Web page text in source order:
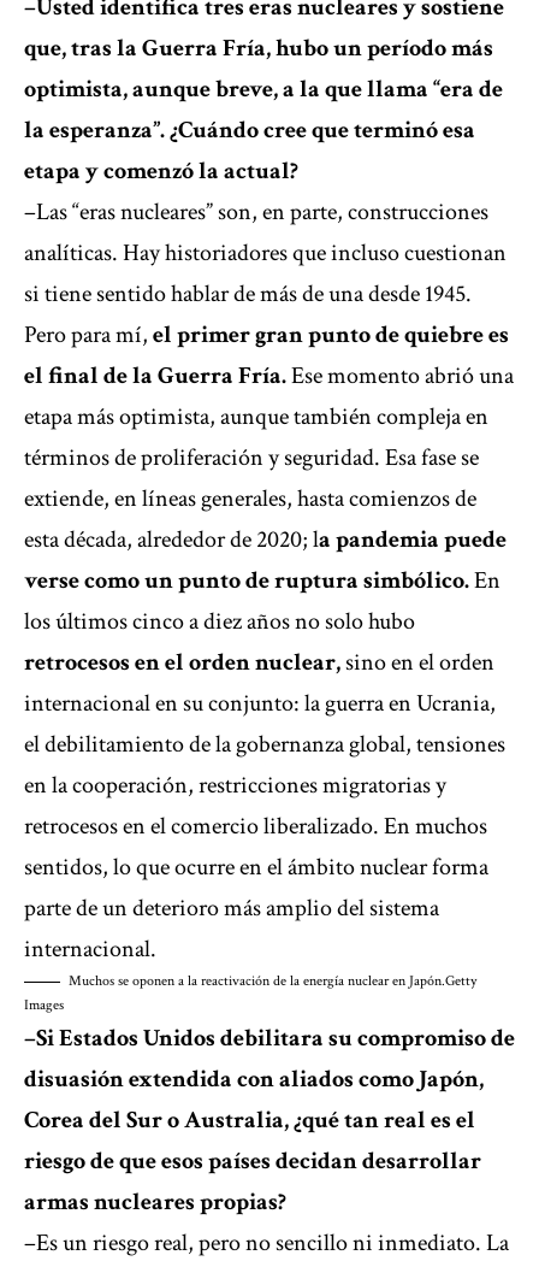
–Usted identifica tres eras nucleares y sostiene
que, tras la Guerra Fría, hubo un período más
optimista, aunque breve, a la que llama “era de
la esperanza”. ¿Cuándo cree que terminó esa
etapa y comenzó la actual?
–Las “eras nucleares” son, en parte, construcciones
analíticas. Hay historiadores que incluso cuestionan
si tiene sentido hablar de más de una desde 1945.
Pero para mí,el primer gran punto de quiebre es
el final de la Guerra Fría.Ese momento abrió una
etapa más optimista, aunque también compleja en
términos de proliferación y seguridad. Esa fase se
extiende, en líneas generales, hasta comienzos de
esta década, alrededor de 2020; la pandemia puede
verse como un punto de ruptura simbólico.En
los últimos cinco a diez años no solo hubo
retrocesos en el orden nuclear,sino en el orden
internacional en su conjunto: la guerra en Ucrania,
el debilitamiento de la gobernanza global, tensiones
en la cooperación, restricciones migratorias y
retrocesos en el comercio liberalizado. En muchos
sentidos, lo que ocurre en el ámbito nuclear forma
parte de un deterioro más amplio del sistema
internacional.
Muchos se oponen a la reactivación de la energía nuclear en Japón.Getty
Images
–Si Estados Unidos debilitara su compromiso de
disuasión extendida con aliados como Japón,
Corea del Sur o Australia, ¿qué tan real es el
riesgo de que esos países decidan desarrollar
armas nucleares propias?
–Es un riesgo real, pero no sencillo ni inmediato. La